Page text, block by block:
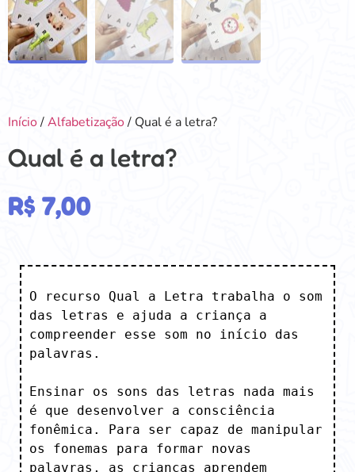
Início/Alfabetização/ Qual é a letra?
Qual é a letra?
R$ 7,00
O recurso Qual a Letra trabalha o som
das letras e ajuda a criança a
compreender esse som no início das
palavras.
Ensinar os sons das letras nada mais
é que desenvolver a consciência
fonêmica. Para ser capaz de manipular
os fonemas para formar novas
palavras, as crianças aprendem